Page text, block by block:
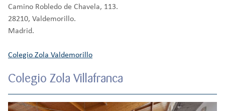
Camino Robledo de Chavela, 113.
28210, Valdemorillo.
Madrid.
Colegio Zola Valdemorillo
Colegio Zola Villafranca